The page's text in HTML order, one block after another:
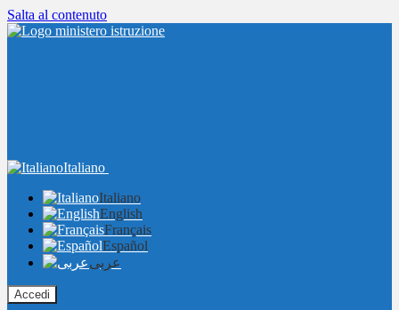
Salta al contenuto
Italiano
Italiano
English
Français
Español
عربى
Accedi